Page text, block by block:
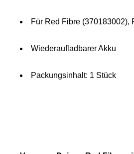
Für Red Fibre (370183002),
Wiederaufladbarer Akku
Packungsinhalt: 1 Stück